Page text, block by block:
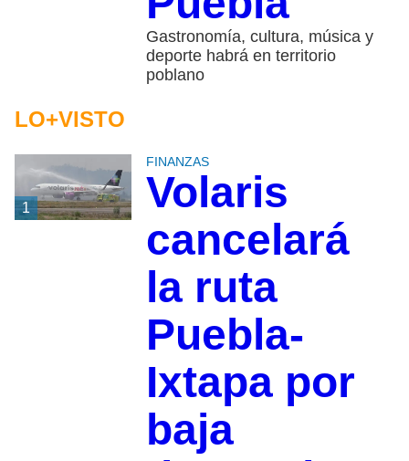
Gastronomía, cultura, música y
deporte habrá en territorio
poblano
LO+VISTO
1
FINANZAS
Volaris
cancelará
la ruta
Puebla-
Ixtapa por
baja